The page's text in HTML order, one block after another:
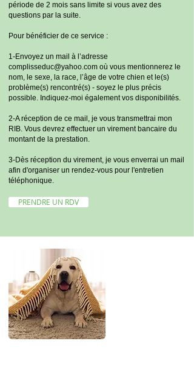
période de 2 mois sans limite si vous avez des
questions par la suite.
Pour bénéficier de ce service :
1-Envoyez un mail à l’adresse
complisseduc@yahoo.com où vous mentionnerez le
nom, le sexe, la race, l’âge de votre chien et le(s)
problème(s) rencontré(s) - soyez le plus précis
possible. Indiquez-moi également vos disponibilités.
2-A réception de ce mail, je vous transmettrai mon
RIB. Vous devrez effectuer un virement bancaire du
montant de la prestation.
3-Dès réception du virement, je vous enverrai un mail
afin d'organiser un rendez-vous pour l'entretien
téléphonique.
PRENDRE UN RDV